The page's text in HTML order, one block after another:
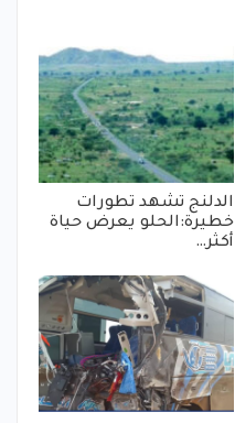
الدلنج تشهد تطورات
خطيرة:الحلو يعرض حياة
أكثر…